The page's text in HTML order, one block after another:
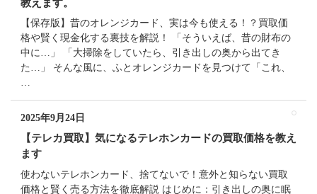
教えます。
【保存版】昔のオレンジカード、実は今も使える！？買取価
格や賢く現金化する裏技を解説！ 「そういえば、昔の財布の
中に…」 「大掃除をしていたら、引き出しの奥から出てき
た…」 そんな風に、ふとオレンジカードを見つけて「これ、
…
2025年9月24日
【テレカ買取】気になるテレホンカードの買取価格を教え
ます
使わないテレホンカード、捨てないで！意外と知らない買取
価格と賢く売る方法を徹底解説 はじめに：引き出しの奥に眠